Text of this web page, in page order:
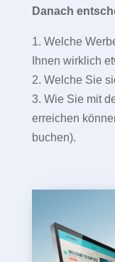
Danach
1. Welche
Ihnen wirklich
2. Welche Sie
3. Wie Sie mit
erreichen
buchen).